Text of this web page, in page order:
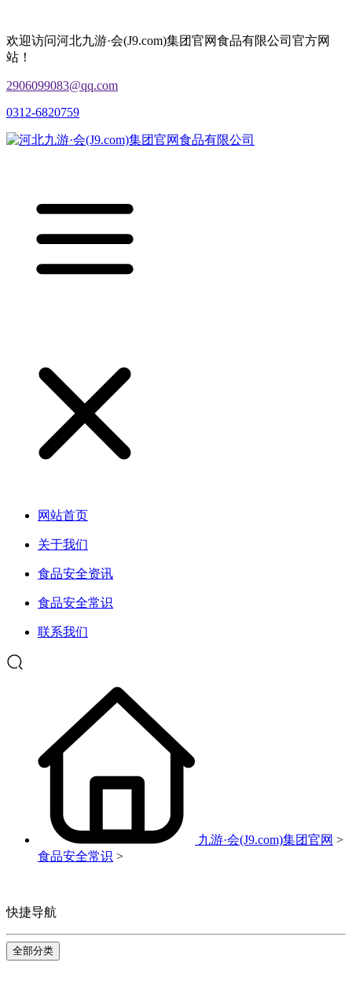
欢迎访问河北九游·会(J9.com)集团官网食品有限公司官方网
站！
2906099083@qq.com
0312-6820759
网站首页
关于我们
食品安全资讯
食品安全常识
联系我们
九游·会(J9.com)集团官网 >
食品安全常识 >
快捷导航
全部分类